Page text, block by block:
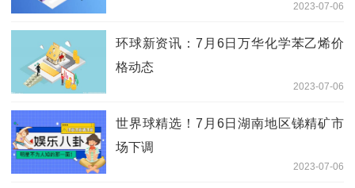
2023-07-06
环球新资讯：7月6日万华化学苯乙烯价
格动态
2023-07-06
世界球精选！7月6日湖南地区锑精矿市
场下调
2023-07-06